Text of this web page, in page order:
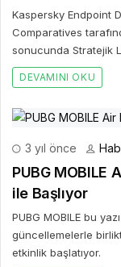
Kaspersky Endpoint
Comparatives
sonucunda Stratejik
DEVAMINI OKU
3 yıl önce
PUBG MOBILE
ile Başlıyor
PUBG MOBILE bu
güncellemelerle
etkinlik başlatıyor.